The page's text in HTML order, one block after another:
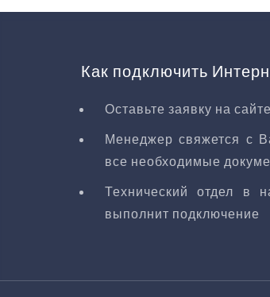
Как подключить
Оставьте заявку на сайте
Менеджер свяжется с
все необходимые
Технический отдел в
выполнит подключение